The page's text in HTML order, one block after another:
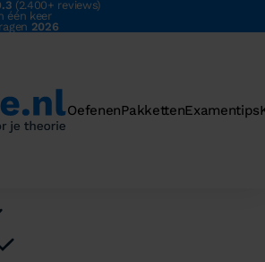
(2.400+ reviews)
één keer
2026
OefenenPakkettenExamentips